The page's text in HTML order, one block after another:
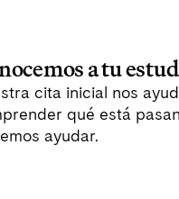
a tu
cita inicial nos
qué está
ayudar.